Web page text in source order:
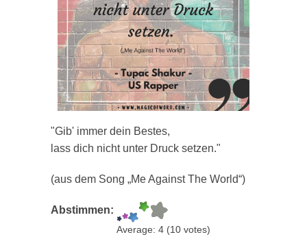
"Gib' immer dein Bestes,
lass dich nicht unter Druck setzen."
(aus dem Song „Me Against The World“)
Abstimmen:
Average: 4 (10 votes)